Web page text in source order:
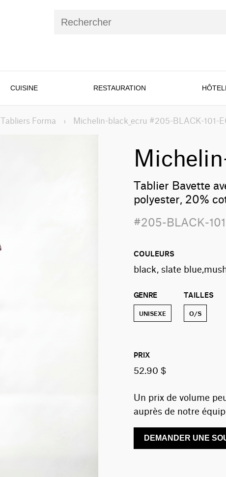
CUISINE RESTAURATION
Tabliers Forma › Michelin-black_ecru #205-BLACK-101-
Tablier Bavette
polyester, 20%
#205-BLACK-
COULEURS
black, slate
GENRE
UNISEXE
TAILLES
O/S
PRIX
52.90 $
Un prix de volume
auprès de notre
DEMANDER UNE